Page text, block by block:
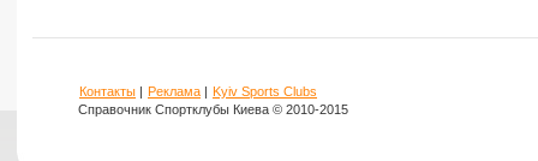
Контакты | Реклама | Kyiv Sports Clubs
Справочник Спортклубы Киева © 2010-2015